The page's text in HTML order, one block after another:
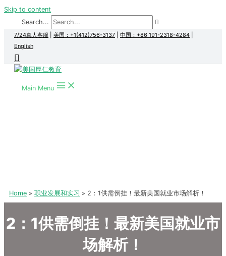
Skip to content
Search...
7/24真人客服 美国：+1(412)756-3137 中国：+86 191-2318-4284
English
Main Menu
Home 职业发展和实习 2：1供需倒挂！最新美国就业市场解析！
2：1供需倒挂！最新美国就业市
场解析！